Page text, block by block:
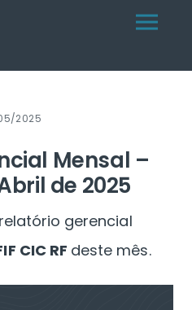
Menu
2025
Mensal –
de 2025
gerencial
CIC RF deste mês.